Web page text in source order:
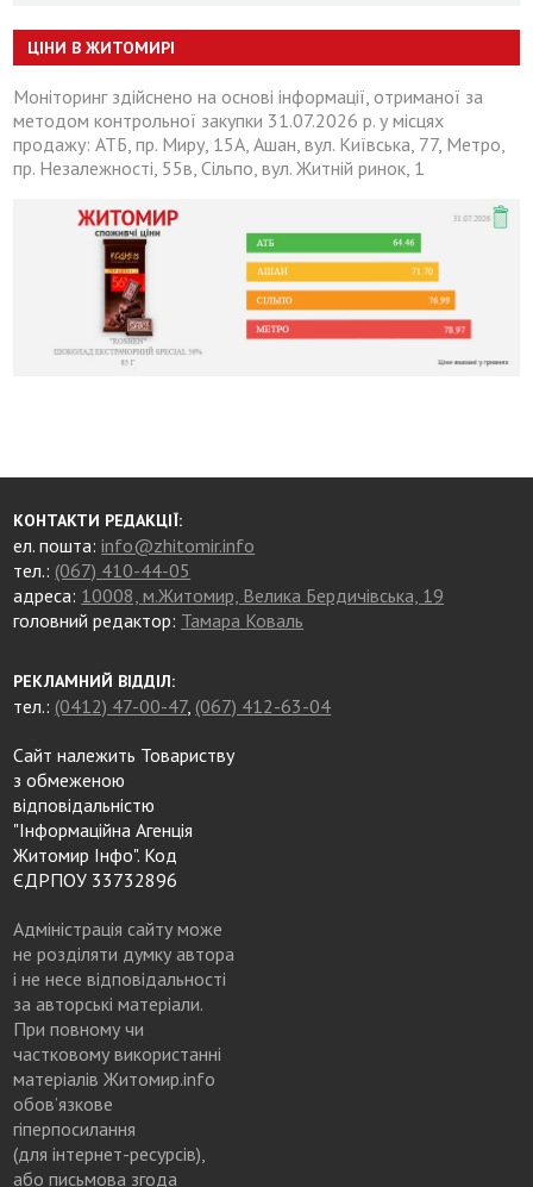
ЦІНИ В ЖИТОМИРІ
Моніторинг здійснено на основі інформації, отриманої за
методом контрольної закупки 31.07.2026 р. у місцях
продажу: АТБ, пр. Миру, 15А, Ашан, вул. Київська, 77, Метро,
пр. Незалежності, 55в, Сільпо, вул. Житній ринок, 1
КОНТАКТИ РЕДАКЦІЇ:
ел. пошта:info@zhitomir.info
тел.: (067) 410-44-05
адреса: 10008, м.Житомир, Велика Бердичівська, 19
головний редактор: Тамара Коваль
РЕКЛАМНИЙ ВІДДІЛ:
тел.: (0412) 47-00-47, (067) 412-63-04
Сайт належить Товариству
з обмеженою
відповідальністю
"Інформаційна Агенція
Житомир Інфо". Код
ЄДРПОУ 33732896
Адміністрація сайту може
не розділяти думку автора
і не несе відповідальності
за авторські матеріали.
При повному чи
частковому використанні
матеріалів Житомир.info
обов’язкове
гіперпосилання
(для інтернет-ресурсів),
або письмова згода